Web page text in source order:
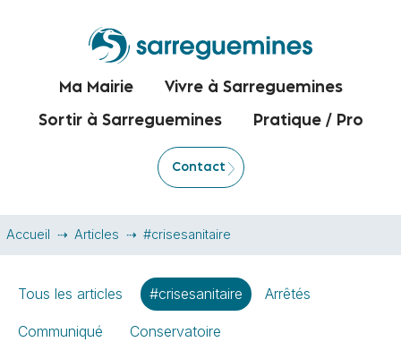
Ma Mairie Vivre à Sarreguemines
Sortir à Sarreguemines Pratique / Pro
Contact
Accueil Articles #crisesanitaire
Tous les articles #crisesanitaire Arrêtés
Communiqué Conservatoire